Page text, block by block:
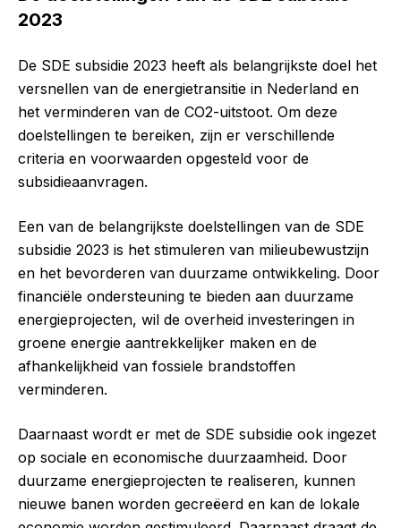
2023
De SDE subsidie 2023 heeft als belangrijkste doel het
versnellen van de energietransitie in Nederland en
het verminderen van de CO2-uitstoot. Om deze
doelstellingen te bereiken, zijn er verschillende
criteria en voorwaarden opgesteld voor de
subsidieaanvragen.
Een van de belangrijkste doelstellingen van de SDE
subsidie 2023 is het stimuleren van milieubewustzijn
en het bevorderen van duurzame ontwikkeling. Door
financiële ondersteuning te bieden aan duurzame
energieprojecten, wil de overheid investeringen in
groene energie aantrekkelijker maken en de
afhankelijkheid van fossiele brandstoffen
verminderen.
Daarnaast wordt er met de SDE subsidie ook ingezet
op sociale en economische duurzaamheid. Door
duurzame energieprojecten te realiseren, kunnen
nieuwe banen worden gecreëerd en kan de lokale